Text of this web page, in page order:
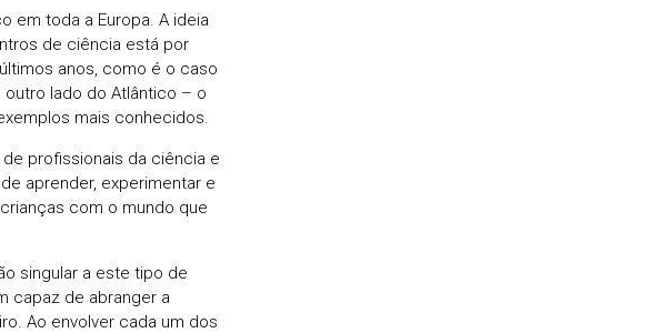
em toda a Europa. A ideia
de ciência está por
anos, como é o caso
lado do Atlântico – o
mais conhecidos.
profissionais da ciência e
aprender, experimentar e
com o mundo que
singular a este tipo de
capaz de abranger a
Ao envolver cada um dos